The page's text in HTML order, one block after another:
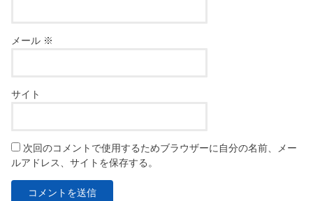
メール ※
サイト
次回のコメントで使用するためブラウザーに自分の名前、メー
ルアドレス、サイトを保存する。